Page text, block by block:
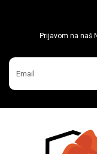
Prijavom na naš